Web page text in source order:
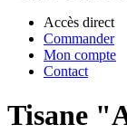
Accès direct
Commander
Mon compte
Contact
Tisane